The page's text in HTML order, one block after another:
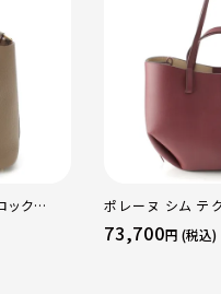
ック
ゴール
ポレーヌ シム テ
レザー トートバッ
レギュラー
73,700円 (税込)